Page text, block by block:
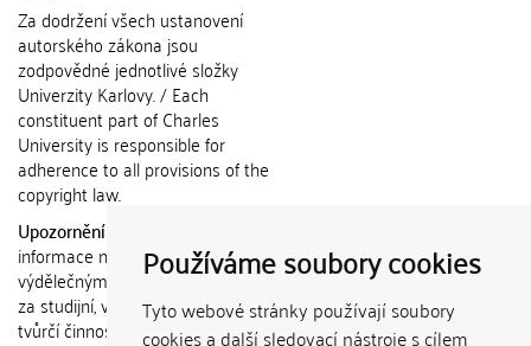
Používáme soubory cookies
Tyto webové stránky používají soubory
cookies a další sledovací nástroje s cílem
Za dodržení všech ustanovení
autorského zákona jsou
zodpovědné jednotlivé složky
Univerzity Karlovy. / Each
constituent part of Charles
University is responsible for
adherence to all provisions of the
copyright law.
Upozornění / Notice:
informace nemohou být použity k
výdělečným účelům nebo vydávány
za studijní, vědeckou nebo jinou
tvůrčí činnost jiné osoby než autora.